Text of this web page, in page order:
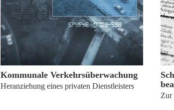
14. Juli 2021
Kommunale Verkehrsüberwachung
Heranziehung eines privaten Dienstleisters
Zur